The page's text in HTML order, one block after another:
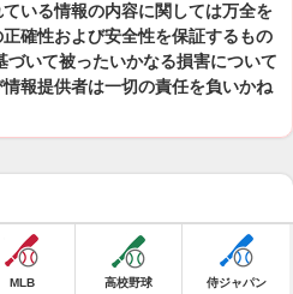
いる情報の内容に関しては万全を
確性および安全性を保証するもの
いて被ったいかなる損害について
報提供者は一切の責任を負いかね
MLB 高校野球 侍ジャパン